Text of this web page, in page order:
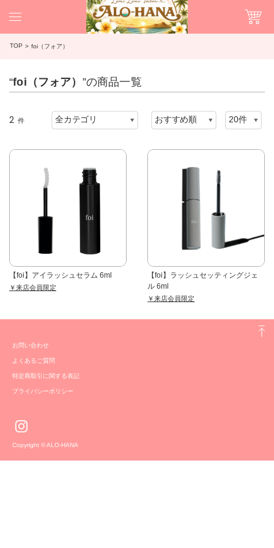
TOP foi（フォア）
“foi（フォア） ”の商品一覧
2 件
【foi】アイラッシュセラム 6ml
￥来店会員限定
【foi】ラッシュセッティングジェ
ル 6ml
￥来店会員限定
お問い合わせ
よくあるご質問
特定商取引に関する表記
プライバシーポリシー
Copyright © ALO-HANA